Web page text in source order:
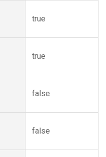
true
true
false
false